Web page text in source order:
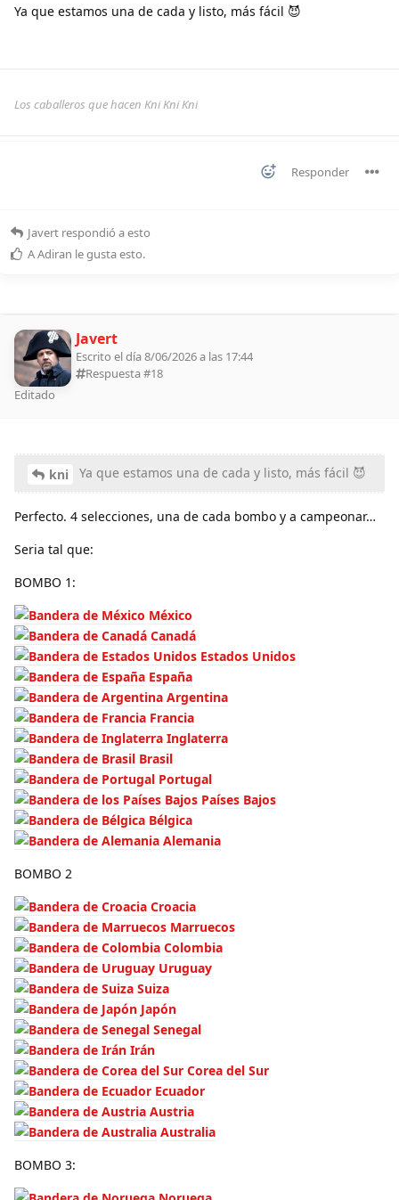
Ya que estamos una de cada y listo, más fácil 😈
Los caballeros que hacen Kni Kni Kni
Responder
Javert respondió a esto
AAdiran le gusta esto.
Javert
Escrito el día 8/06/2026 a las 17:44
Respuesta #18
Editado
kni Ya que estamos una de cada y listo, más fácil 😈
Perfecto. 4 selecciones, una de cada bombo y a campeonar…
Seria tal que:
BOMBO 1:
México
Canadá
Estados Unidos
España
Argentina
Francia
Inglaterra
Brasil
Portugal
Países Bajos
Bélgica
Alemania
BOMBO 2
Croacia
Marruecos
Colombia
Uruguay
Suiza
Japón
Senegal
Irán
Corea del Sur
Ecuador
Austria
Australia
BOMBO 3: